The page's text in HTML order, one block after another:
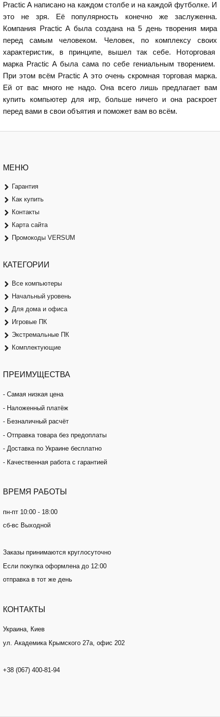
Practic A написано на каждом столбе и на каждой футболке. И
это не зря. Её популярность конечно же заслуженна.
Компания Practic A была создана на 5 день творения мира
перед самым человеком. Человек, по комплексу своих
характеристик, в принципе, вышел так себе. Ноторговая
марка Practic A была сама по себе гениальным творением.
При этом всём Practic A это очень скромная торговая марка.
Ей от вас много не надо. Она всего лишь предлагает вам
купить компьютер для игр, больше ничего и она раскроет
перед вами в свои объятия и поможет вам во всём.
МЕНЮ
Гарантия
Как купить
Контакты
Карта сайта
Промокоды VERSUM
КАТЕГОРИИ
Все компьютеры
Начальный уровень
Для дома и офиса
Игровые ПК
Экстремальные ПК
Комплектующие
ПРЕИМУЩЕСТВА
- Самая низкая цена
- Наложенный платёж
- Безналичный расчёт
- Отправка товара без предоплаты
- Доставка по Украине бесплатно
- Качественная работа с гарантией
ВРЕМЯ РАБОТЫ
пн-пт 10:00 - 18:00
сб-вс Выходной
Заказы принимаются круглосуточно
Если покупка оформлена до 12:00
отправка в тот же день
КОНТАКТЫ
Украина, Киев
ул. Академика Крымского 27а, офис 202
+38 (067) 400-81-94